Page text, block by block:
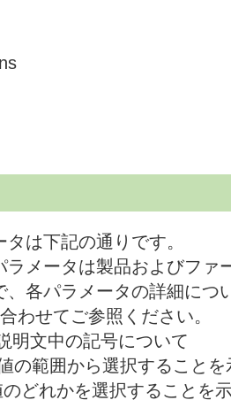
は下記の通りです。
ラメータは製品およびファ
、各パラメータの詳細につ
わせてご参照ください。
明文中の記号について
の範囲から選択することを
どれかを選択することを